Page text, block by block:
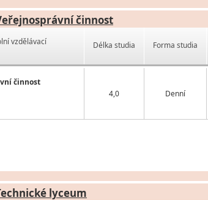
činnost
vzdělávací
činnost
Délka studia Forma studia
4,0 Denní
lyceum